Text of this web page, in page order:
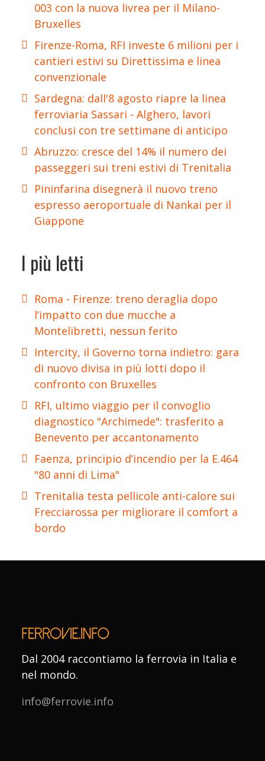
003 con la nuova livrea per il Milano-
Bruxelles
Firenze-Roma, RFI investe 6 milioni per i
cantieri estivi su Direttissima e linea
convenzionale
Sardegna: dall'8 agosto riapre la linea
ferroviaria Sassari - Alghero, lavori
conclusi con tre settimane di anticipo
Abruzzo: cresce del 14% il numero dei
passeggeri sui treni estivi di Trenitalia
Pininfarina disegnerà il nuovo treno
espresso aeroportuale di Nankai per il
Giappone
I più letti
Roma - Firenze: treno deraglia dopo
l’impatto con due mucche a
Montelibretti, nessun ferito
Intercity, il Governo torna indietro: gara
di nuovo divisa in più lotti dopo il
confronto con Bruxelles
RFI, ultimo viaggio per il convoglio
diagnostico "Archimede": trasferito a
Benevento per accantonamento
Faenza, principio d’incendio per la E.464
"80 anni di Lima"
Trenitalia testa pellicole anti-calore sui
Frecciarossa per migliorare il comfort a
bordo
Dal 2004 raccontiamo la ferrovia in Italia e
nel mondo.
info@ferrovie.info